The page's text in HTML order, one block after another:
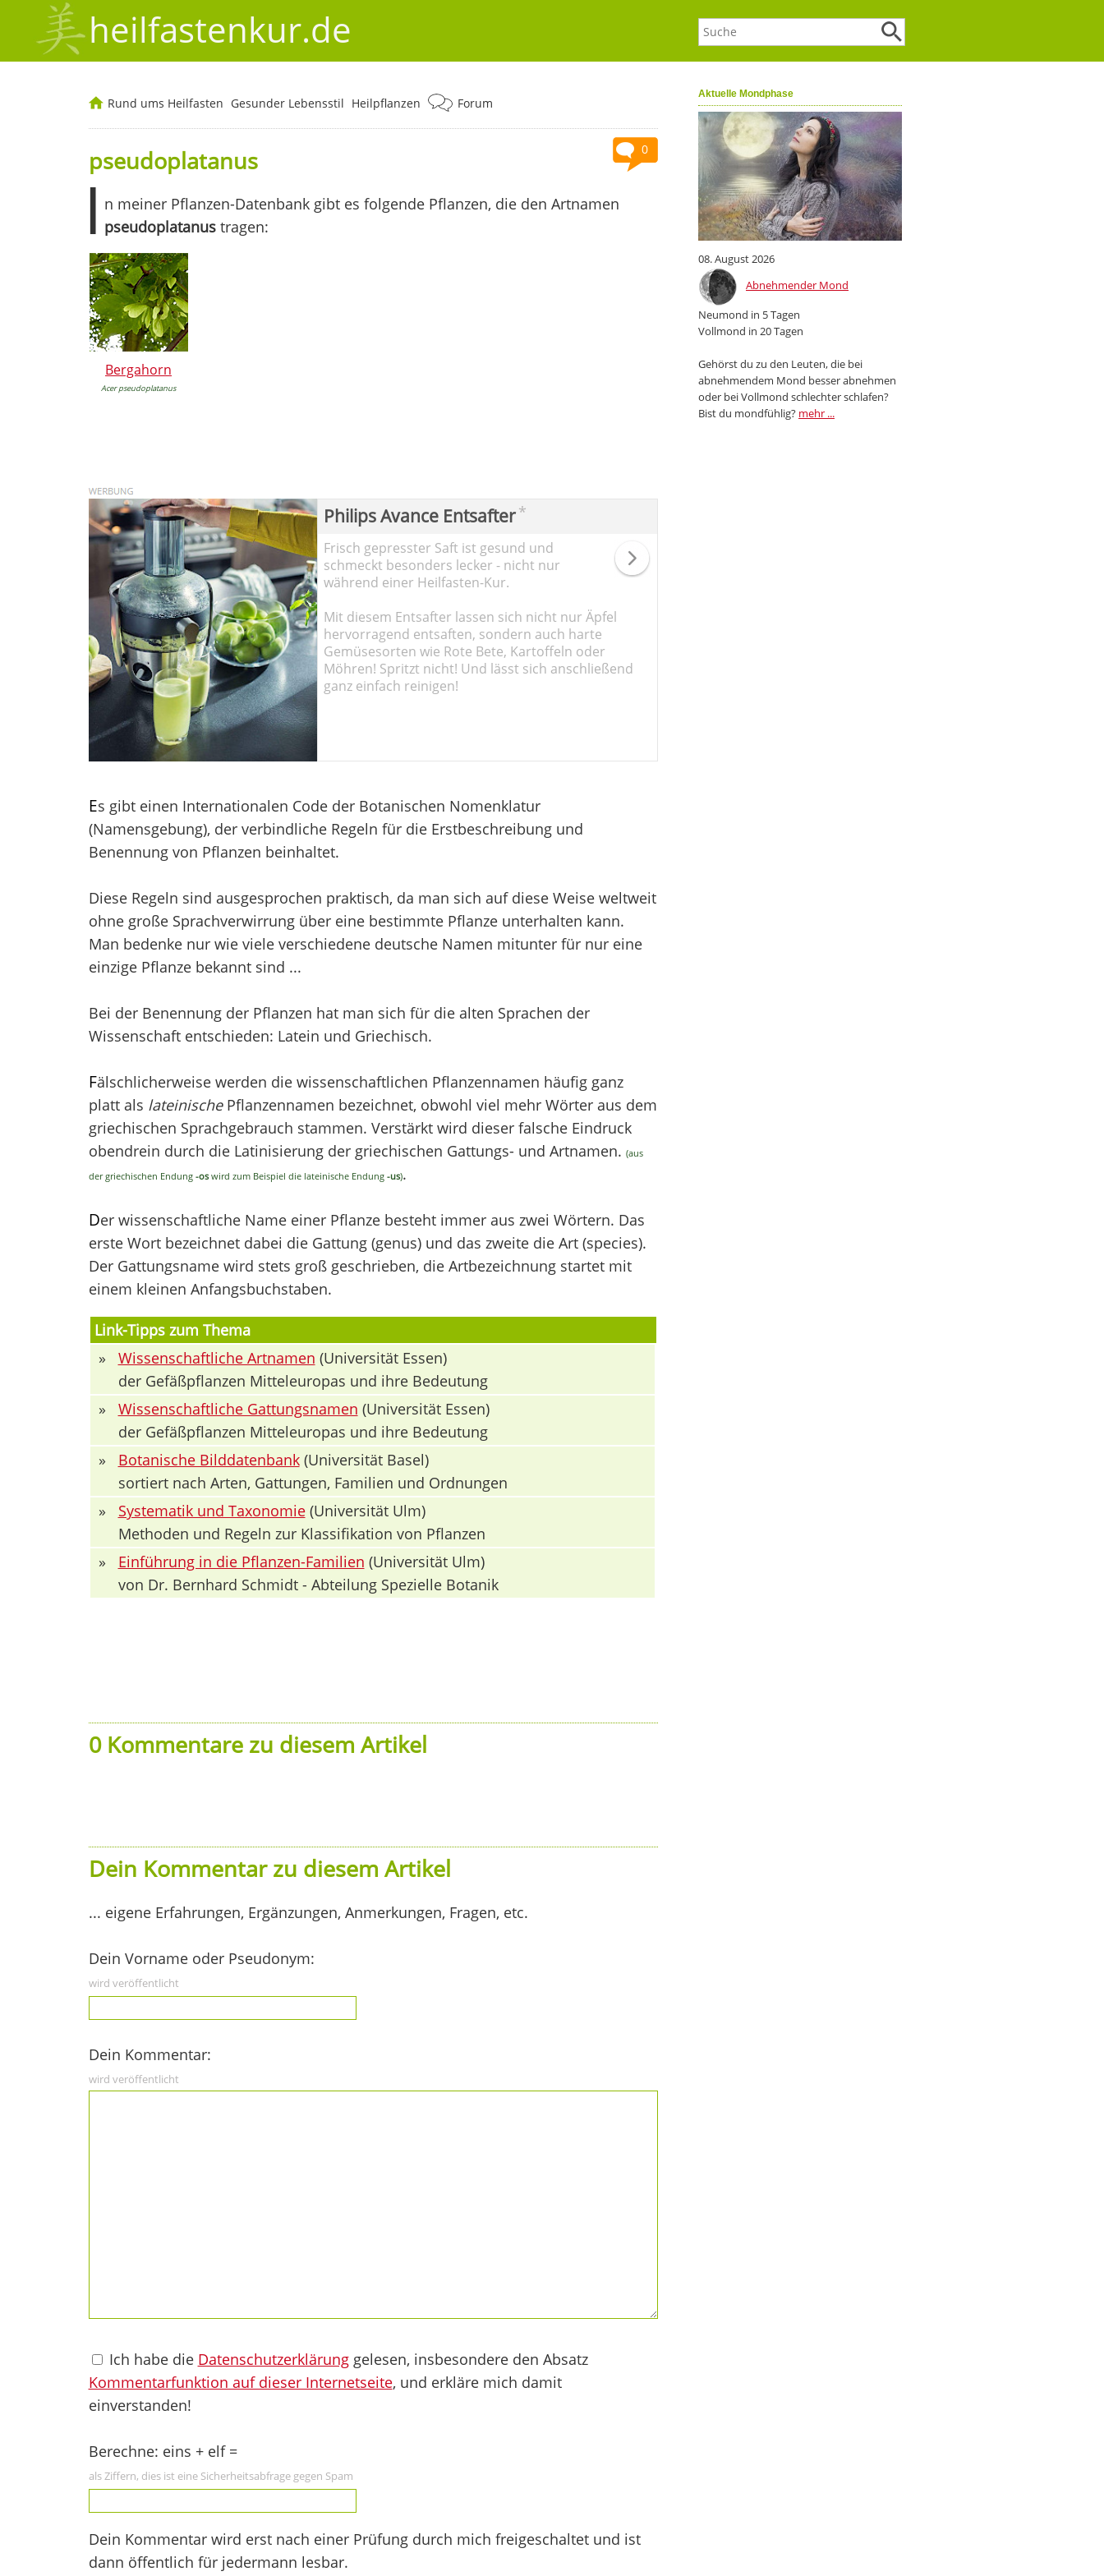
heilfastenkur.de
Aktuelle Mondphase
08. August 2026
Abnehmender Mond
Neumond in 5 Tagen
Vollmond in 20 Tagen
Gehörst du zu den Leuten, die bei
abnehmendem Mond besser abnehmen
oder bei Vollmond schlechter schlafen?
Bist du mondfühlig? mehr ...
Rund ums Heilfasten Gesunder Lebensstil Heilpflanzen Forum
0
pseudoplatanus
I n meiner Pflanzen-Datenbank gibt es folgende Pflanzen, die den Artnamen
pseudoplatanustragen:
Bergahorn
Acer pseudoplatanus
Philips Avance Entsafter*
Frisch gepresster Saft ist gesund und
schmeckt besonders lecker - nicht nur
während einer Heilfasten-Kur.
Mit diesem Entsafter lassen sich nicht nur Äpfel
hervorragend entsaften, sondern auch harte
Gemüsesorten wie Rote Bete, Kartoffeln oder
Möhren! Spritzt nicht! Und lässt sich anschließend
ganz einfach reinigen!
Es gibt einen Internationalen Code der Botanischen Nomenklatur
(Namensgebung), der verbindliche Regeln für die Erstbeschreibung und
Benennung von Pflanzen beinhaltet.
Diese Regeln sind ausgesprochen praktisch, da man sich auf diese Weise weltweit
ohne große Sprachverwirrung über eine bestimmte Pflanze unterhalten kann.
Man bedenke nur wie viele verschiedene deutsche Namen mitunter für nur eine
einzige Pflanze bekannt sind ...
Bei der Benennung der Pflanzen hat man sich für die alten Sprachen der
Wissenschaft entschieden: Latein und Griechisch.
Fälschlicherweise werden die wissenschaftlichen Pflanzennamen häufig ganz
platt als lateinischePflanzennamen bezeichnet, obwohl viel mehr Wörter aus dem
griechischen Sprachgebrauch stammen. Verstärkt wird dieser falsche Eindruck
obendrein durch die Latinisierung der griechischen Gattungs- und Artnamen. (aus
der griechischen Endung -oswird zum Beispiel die lateinische Endung -us).
Der wissenschaftliche Name einer Pflanze besteht immer aus zwei Wörtern. Das
erste Wort bezeichnet dabei die Gattung (genus) und das zweite die Art (species).
Der Gattungsname wird stets groß geschrieben, die Artbezeichnung startet mit
einem kleinen Anfangsbuchstaben.
Link-Tipps zum Thema
»
Wissenschaftliche Artnamen (Universität Essen)
der Gefäßpflanzen Mitteleuropas und ihre Bedeutung
»
Wissenschaftliche Gattungsnamen (Universität Essen)
der Gefäßpflanzen Mitteleuropas und ihre Bedeutung
»
Botanische Bilddatenbank(Universität Basel)
sortiert nach Arten, Gattungen, Familien und Ordnungen
»
Systematik und Taxonomie(Universität Ulm)
Methoden und Regeln zur Klassifikation von Pflanzen
»
Einführung in die Pflanzen-Familien (Universität Ulm)
von Dr. Bernhard Schmidt - Abteilung Spezielle Botanik
0 Kommentare zu diesem Artikel
Dein Kommentar zu diesem Artikel
... eigene Erfahrungen, Ergänzungen, Anmerkungen, Fragen, etc.
Dein Vorname oder Pseudonym:
wird veröffentlicht
Dein Kommentar:
wird veröffentlicht
Ich habe die Datenschutzerklärunggelesen, insbesondere den Absatz
Kommentarfunktion auf dieser Internetseite, und erkläre mich damit
einverstanden!
Berechne: eins + elf =
als Ziffern, dies ist eine Sicherheitsabfrage gegen Spam
Dein Kommentar wird erst nach einer Prüfung durch mich freigeschaltet und ist
dann öffentlich für jedermann lesbar.